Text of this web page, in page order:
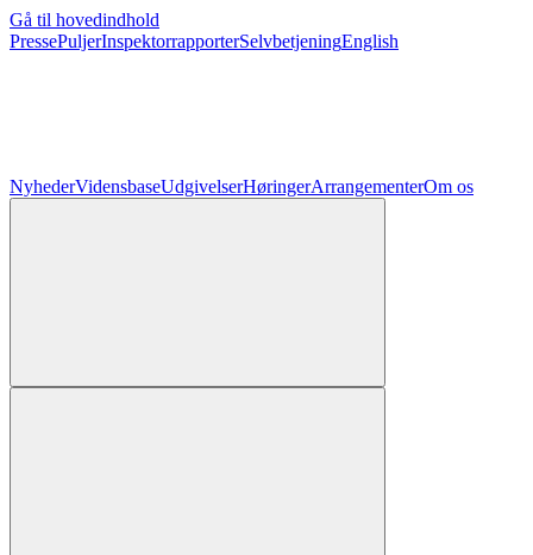
Gå til hovedindhold
PressePuljerInspektorrapporterSelvbetjeningEnglish
NyhederVidensbaseUdgivelserHøringerArrangementerOm os